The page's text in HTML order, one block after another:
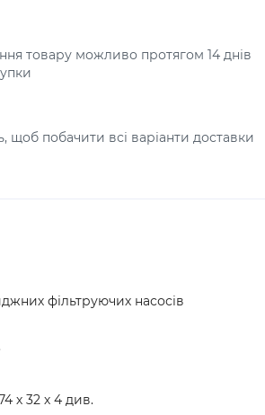
товару можливо протягом 14 днів
щоб побачити всі варіанти доставки
фільтруючих насосів
х 32 х 4 див.